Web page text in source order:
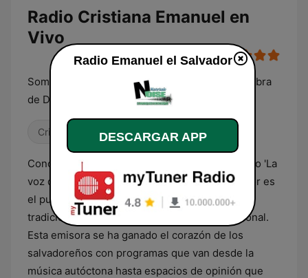
Radio Cristiana Emanuel en
Vivo
Somos una radio de bendicion que lleva la palabra
de Dios
Cristiana
Conocida cariñosamente por su audiencia como 'La
voz de la esperanza', Radio Emanuel el Salvador es
el punto de encuentro para quienes valoran la
tradición y la innovación en la radiofonía nacional.
Esta emisora se ha ganado el corazón de los
salvadoreños con programas que van desde la
música autóctona hasta espacios de opinión que
Radio Emanuel el Salvador
DESCARGAR APP